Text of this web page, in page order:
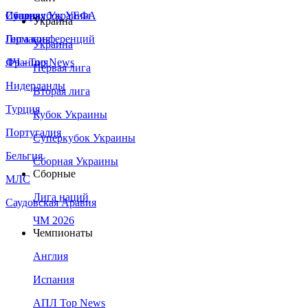
Сборная Украины
Италия
Германия
Франция
Нидерланды
Турция
Португалия
Бельгия
МЛС
Саудовская Аравия
Суперкубок УЕФА
Лига конференций
ЛЧ - Top News
Украина
Украина
Первая лига
Вторая лига
Кубок Украины
Суперкубок Украины
Сборная Украины
Сборные
Лига наций
ЧМ 2026
Чемпионаты
Англия
Испания
АПЛ Top News